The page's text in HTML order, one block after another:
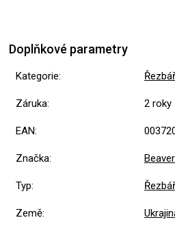
Doplňkové parametry
Kategorie:
Záruka: 2 roky
EAN:
Značka:
Typ:
Země: